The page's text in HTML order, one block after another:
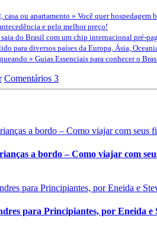
casa ou apartamento » Você quer hospedagem
e pelo melhor preço!
saia do Brasil com um chip internacional pré-
para diversos países da Europa, Ásia,
» Guias Essenciais para conhecer o
Comentários 3
a bordo – Como viajar com
para Principiantes, por Eneida e